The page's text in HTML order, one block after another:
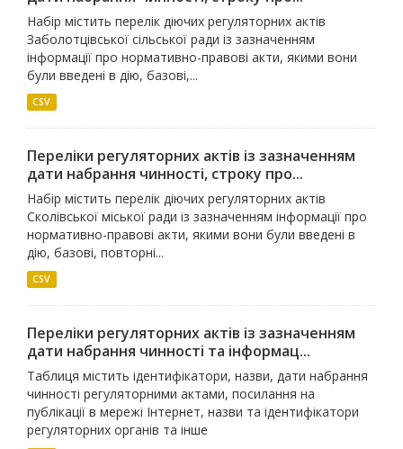
Набір містить перелік діючих регуляторних актів
Заболотцівської сільської ради із зазначенням
інформації про нормативно-правові акти, якими вони
були введені в дію, базові,...
CSV
Переліки регуляторних актів із зазначенням
дати набрання чинності, строку про...
Набір містить перелік діючих регуляторних актів
Сколівської міської ради із зазначенням інформації про
нормативно-правові акти, якими вони були введені в
дію, базові, повторні...
CSV
Переліки регуляторних актів із зазначенням
дати набрання чинності та інформац...
Таблиця містить ідентифікатори, назви, дати набрання
чинності регуляторними актами, посилання на
публікації в мережі Інтернет, назви та ідентифікатори
регуляторних органів та інше